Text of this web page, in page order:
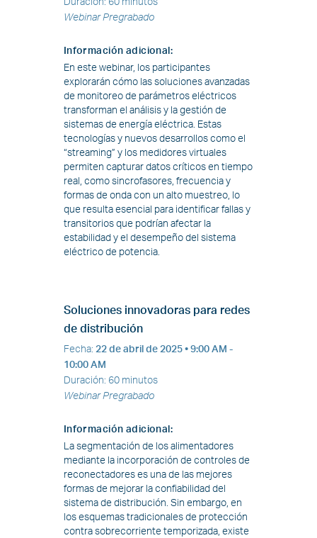
Webinar Pregrabado
Información adicional :
En este webinar, los participantes
explorarán cómo las soluciones avanzadas
de monitoreo de parámetros eléctricos
transforman el análisis y la gestión de
sistemas de energía eléctrica. Estas
tecnologías y nuevos desarrollos como el
“streaming” y los medidores virtuales
permiten capturar datos críticos en tiempo
real, como sincrofasores, frecuencia y
formas de onda con un alto muestreo, lo
que resulta esencial para identificar fallas y
transitorios que podrían afectar la
estabilidad y el desempeño del sistema
eléctrico de potencia.
Soluciones innovadoras para redes
de distribución
Fecha: 22 de abril de 2025 • 9:00 AM -
10:00 AM
Duración: 60 minutos
Webinar Pregrabado
Información adicional :
La segmentación de los alimentadores
mediante la incorporación de controles de
reconectadores es una de las mejores
formas de mejorar la confiabilidad del
sistema de distribución. Sin embargo, en
los esquemas tradicionales de protección
contra sobrecorriente temporizada, existe